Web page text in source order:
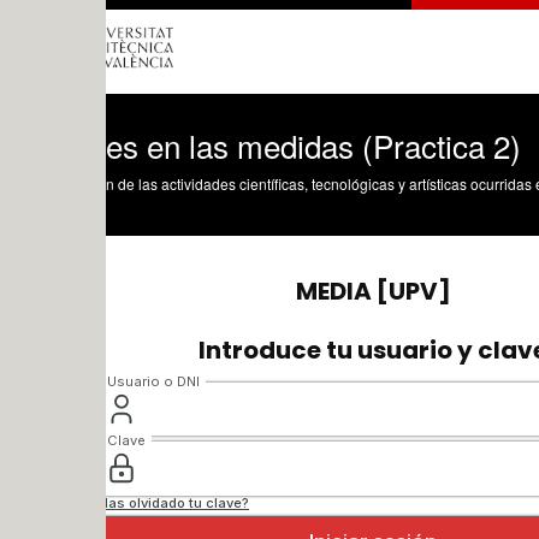
en las medidas (Practica 2)
de las actividades científicas, tecnológicas y artísticas ocurridas en los tres